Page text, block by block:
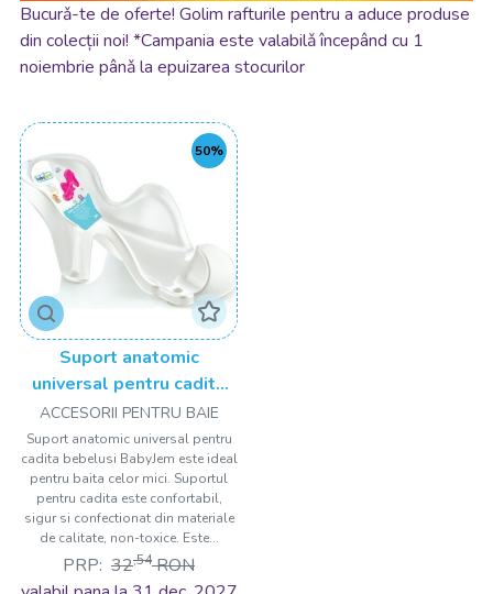
Bucurǎ-te de oferte! Golim rafturile pentru a aduce produse
din colecții noi! *Campania este valabilǎ începând cu 1
noiembrie pânǎ la epuizarea stocurilor
50%
Suport anatomic
universal pentru cadita
bebelusi BabyJem
ACCESORII PENTRU BAIE
Suport anatomic universal pentru
cadita bebelusi BabyJem este ideal
pentru baita celor mici. Suportul
pentru cadita este confortabil,
sigur si confectionat din materiale
de calitate, non-toxice. Este...
PRP: 32,54 RON